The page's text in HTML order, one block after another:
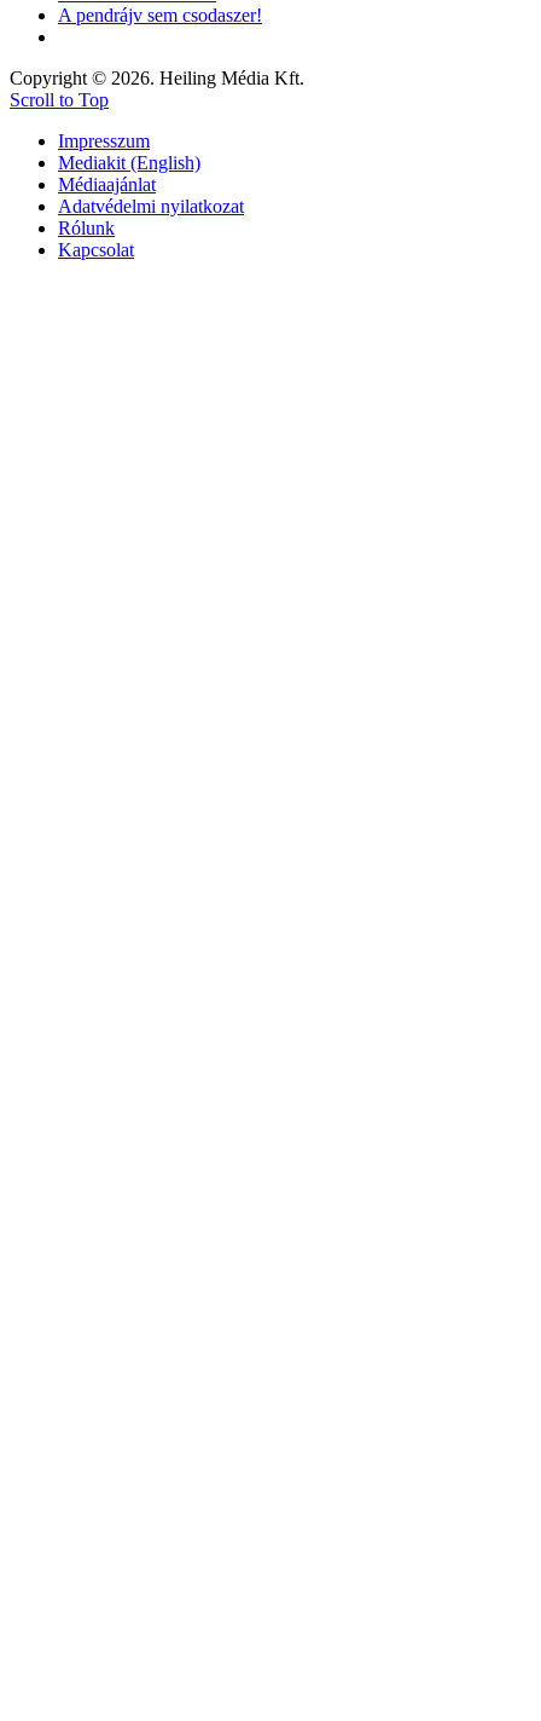
A pendrájv sem csodaszer!
Copyright © 2026. Heiling Média Kft.
Scroll to Top
Impresszum
Mediakit (English)
Médiaajánlat
Adatvédelmi nyilatkozat
Rólunk
Kapcsolat